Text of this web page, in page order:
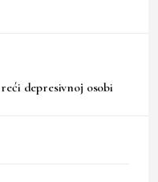
depresivnoj osobi